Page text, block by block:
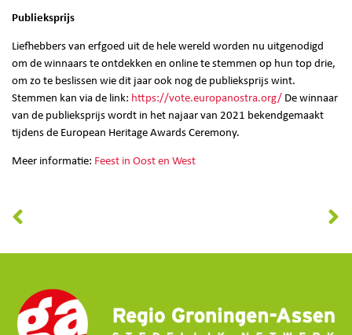
Publieksprijs
Liefhebbers van erfgoed uit de hele wereld worden nu uitgenodigd
om de winnaars te ontdekken en online te stemmen op hun top drie,
om zo te beslissen wie dit jaar ook nog de publieksprijs wint.
Stemmen kan via de link: https://vote.europanostra.org/ De winnaar
van de publieksprijs wordt in het najaar van 2021 bekendgemaakt
tijdens de European Heritage Awards Ceremony.
Meer informatie: Feest in Oost en West